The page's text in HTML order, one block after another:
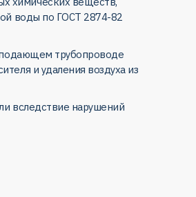
воды по ГОСТ 2874-82
подающем трубопроводе
и удаления воздуха из
вследствие нарушений